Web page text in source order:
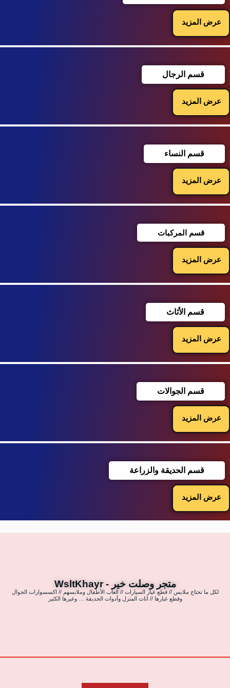
عرض المزيد
قسم الرجال
عرض المزيد
قسم النساء
عرض المزيد
قسم المركبات
عرض المزيد
قسم الأثاث
عرض المزيد
قسم الجوالات
عرض المزيد
قسم الحديقة والزراعة
عرض المزيد
متجر وصلت خير - WsltKhayr
لكل ما تحتاج ملابس // قطع غيار السيارات // العاب الأطفال وملابسهم // اكسسوارات الجوال
وقطع غيارها // اثاث المنزل وأدوات الحديقة … وغيرها الكثير